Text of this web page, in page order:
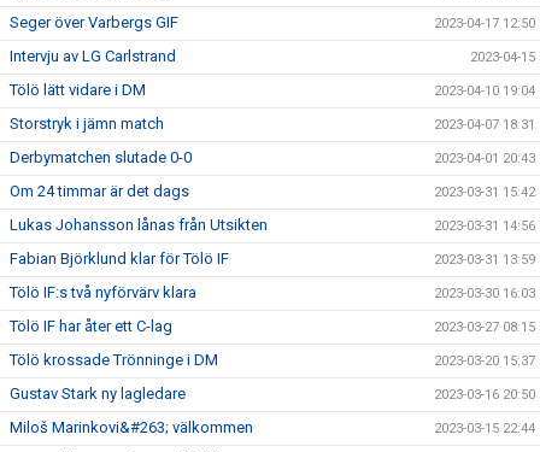
Seger över Varbergs GIF 2023-04-17 12:50
Intervju av LG Carlstrand 2023-04-15
Tölö lätt vidare i DM 2023-04-10 19:04
Storstryk i jämn match 2023-04-07 18:31
Derbymatchen slutade 0-0 2023-04-01 20:43
Om 24 timmar är det dags 2023-03-31 15:42
Lukas Johansson lånas från Utsikten 2023-03-31 14:56
Fabian Björklund klar för Tölö IF 2023-03-31 13:59
Tölö IF:s två nyförvärv klara 2023-03-30 16:03
Tölö IF har åter ett C-lag 2023-03-27 08:15
Tölö krossade Trönninge i DM 2023-03-20 15:37
Gustav Stark ny lagledare 2023-03-16 20:50
Miloš Marinkovi&#263; välkommen 2023-03-15 22:44